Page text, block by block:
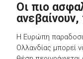
Οι πιο
Η Ευρώπη
Ολλανδίας μπορεί